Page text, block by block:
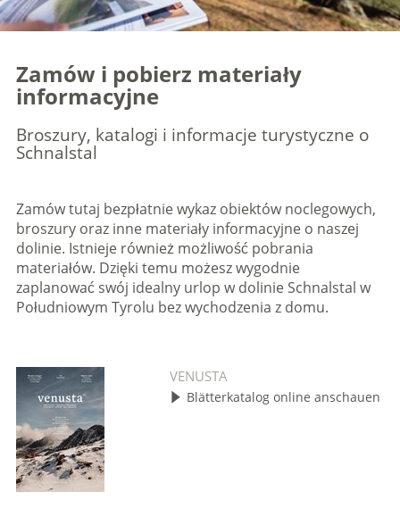
Zamów i pobierz materiały
informacyjne
Broszury, katalogi i informacje turystyczne o
Schnalstal
Zamów tutaj bezpłatnie wykaz obiektów noclegowych,
broszury oraz inne materiały informacyjne o naszej
dolinie. Istnieje również możliwość pobrania
materiałów. Dzięki temu możesz wygodnie
zaplanować swój idealny urlop w dolinie Schnalstal w
Południowym Tyrolu bez wychodzenia z domu.
VENUSTA
Blätterkatalog online anschauen